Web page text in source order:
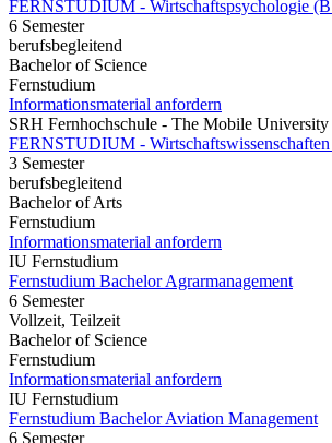
FERNSTUDIUM - Wirtschaftspsychologie
6 Semester
berufsbegleitend
Bachelor of Science
Fernstudium
Informationsmaterial anfordern
SRH Fernhochschule - The Mobile University
FERNSTUDIUM -
3 Semester
berufsbegleitend
Bachelor of Arts
Fernstudium
Informationsmaterial anfordern
IU Fernstudium
Fernstudium Bachelor Agrarmanagement
6 Semester
Vollzeit, Teilzeit
Bachelor of Science
Fernstudium
Informationsmaterial anfordern
IU Fernstudium
Fernstudium Bachelor Aviation Management
6 Semester